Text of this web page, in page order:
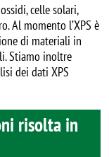
celle solari,
Al momento l’XPS è
di materiali in
Stiamo inoltre
dei dati XPS
risolta in